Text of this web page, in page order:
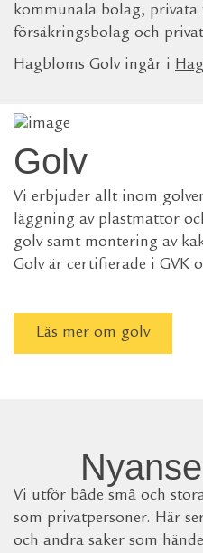
kommunala bolag, privata
försäkringsbolag och
Hagbloms Golv ingår i
Golv
Vi erbjuder allt inom
läggning av plastmattor
golv samt montering av
Golv är certifierade i GVK
Läs mer om golv
Vi utför både små och
som privatpersoner. Här
och andra saker som